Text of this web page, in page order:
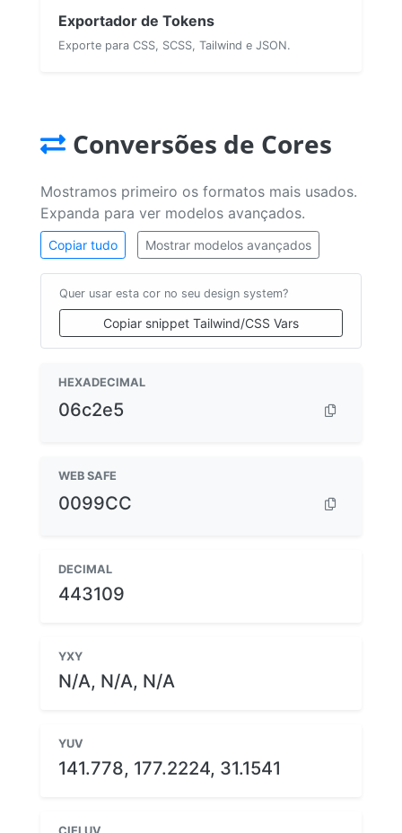
Exportador de Tokens
Exporte para CSS, SCSS, Tailwind e JSON.
Conversões de Cores
Mostramos primeiro os formatos mais usados.
Expanda para ver modelos avançados.
Copiar tudo Mostrar modelos avançados
Quer usar esta cor no seu design system?
Copiar snippet Tailwind/CSS Vars
HEXADECIMAL
06c2e5
WEB SAFE
0099CC
DECIMAL
443109
YXY
N/A, N/A, N/A
YUV
141.778, 177.2224, 31.1541
CIELUV